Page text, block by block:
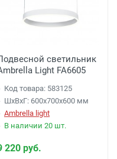
светильник
Light FA6605
Код товара: 583125
ШхВхГ: 600x700x600 мм
Ambrella light
В наличии 20 шт.
220 руб.